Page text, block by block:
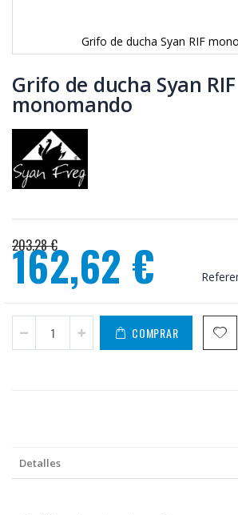
Grifo de ducha Syan RIF
al
comienzo
de
galería
imágenes
Grifo de ducha Syan RIF
monomando
203,28 €
Precio
especial
162,62 €
COMPRAR
Detalles